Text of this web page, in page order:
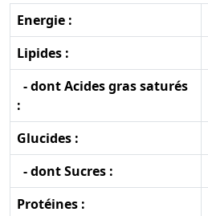
Energie :
Lipides :
- dont Acides gras saturés
:
Glucides :
- dont Sucres :
Protéines :